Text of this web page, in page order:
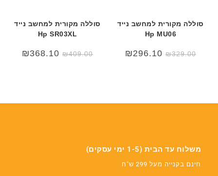
סוללה מקורית למחשב נייד
Hp MU06
₪329.00
₪296.10
סוללה מקורית למחשב נייד
Hp SR03XL
₪409.00
₪368.10
משלוח עד הבית (1-5 ימי עסקים)
חינם בקנייה מעל 299 ש"ח